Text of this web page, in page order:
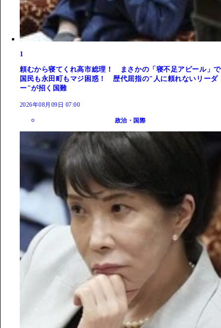
1
頼むから寝てくれ高市総理！ まさかの「寝不足アピール」で
国民も永田町もマジ困惑！ 歴代屈指の"人に頼れないリーダ
ー"が招く国難
2026年08月09日 07:00
政治・国際